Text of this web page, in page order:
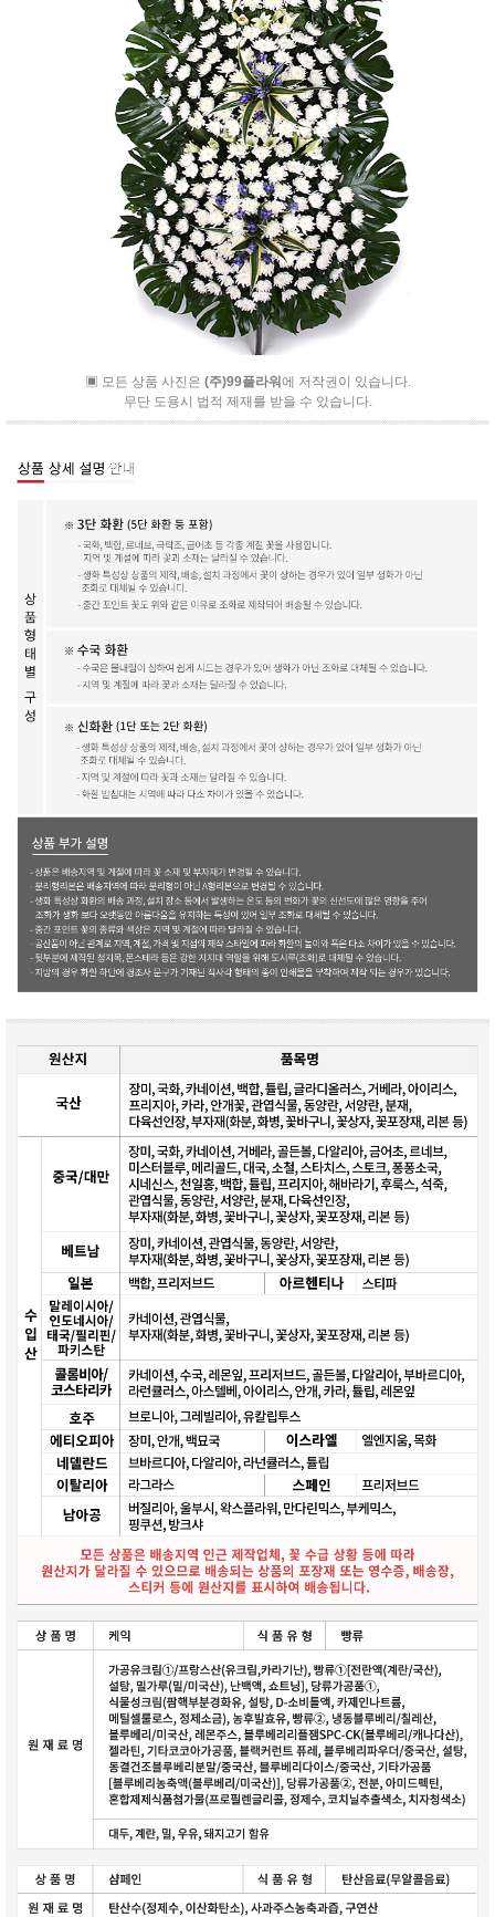
▣ 모든 상품 사진은 (주)99플라워에 저작권이 있습니다.
무단 도용시 법적 제재를 받을 수 있습니다.